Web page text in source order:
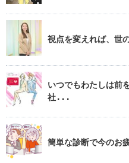
視点を変えれば、
いつでもわたしは前
社...
簡単な診断で今のお